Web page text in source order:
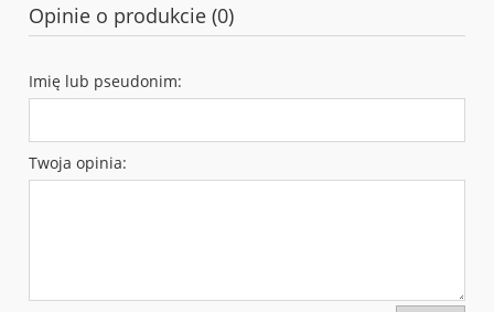
Opinie o produkcie (0)
Imię lub pseudonim:
Twoja opinia: